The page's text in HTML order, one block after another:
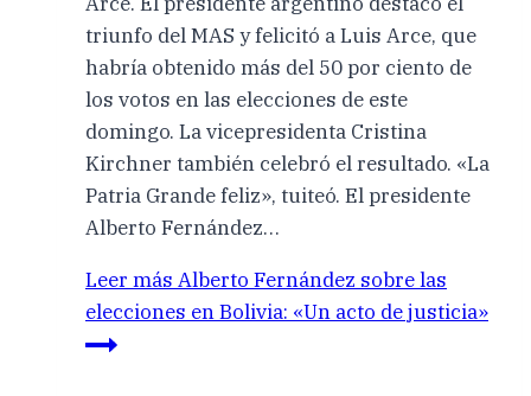
triunfo del MAS y felicitó a Luis Arce, que
habría obtenido más del 50 por ciento de
los votos en las elecciones de este
domingo. La vicepresidenta Cristina
Kirchner también celebró el resultado. «La
Patria Grande feliz», tuiteó. El presidente
Alberto Fernández…
Leer más Alberto Fernández sobre las
elecciones en Bolivia: «Un acto de justicia»